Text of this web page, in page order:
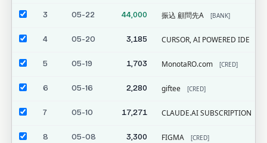
3 05-22 44,000 振込 顧問先A [BANK]
4 05-20 3,185 CURSOR, AI POWERED IDE
5 05-19 1,703 MonotaRO.com [CRED]
6 05-16 2,280 giftee [CRED]
7 05-10 17,271 CLAUDE.AI SUBSCRIPTION
8 05-08 3,300 FIGMA [CRED]